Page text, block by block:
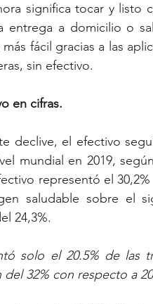
significa tocar y
entrega a domicilio o
fácil gracias a las
sin efectivo.
en cifras.
declive, el efectivo
mundial en 2019,
representó el
saludable sobre el
24,3%.
solo el 20.5% de las
32% con respecto a